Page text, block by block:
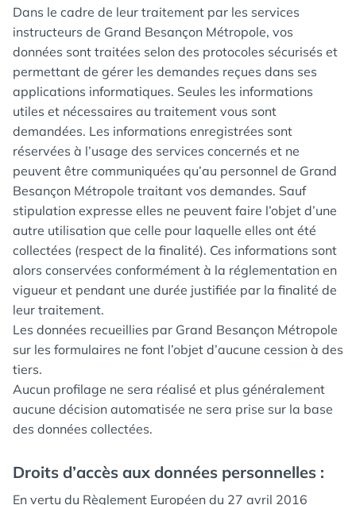
Dans le cadre de leur traitement par les services
instructeurs de Grand Besançon Métropole, vos
données sont traitées selon des protocoles sécurisés et
permettant de gérer les demandes reçues dans ses
applications informatiques. Seules les informations
utiles et nécessaires au traitement vous sont
demandées. Les informations enregistrées sont
réservées à l’usage des services concernés et ne
peuvent être communiquées qu’au personnel de Grand
Besançon Métropole traitant vos demandes. Sauf
stipulation expresse elles ne peuvent faire l’objet d’une
autre utilisation que celle pour laquelle elles ont été
collectées (respect de la finalité). Ces informations sont
alors conservées conformément à la réglementation en
vigueur et pendant une durée justifiée par la finalité de
leur traitement.
Les données recueillies par Grand Besançon Métropole
sur les formulaires ne font l’objet d’aucune cession à des
tiers.
Aucun profilage ne sera réalisé et plus généralement
aucune décision automatisée ne sera prise sur la base
des données collectées.
Droits d’accès aux données personnelles :
En vertu du Règlement Européen du 27 avril 2016